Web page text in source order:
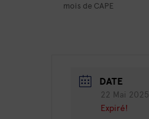
mois de CAPE
DATE
22 Mai 2025
Expiré!